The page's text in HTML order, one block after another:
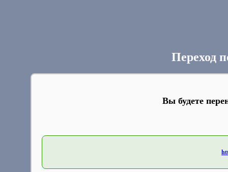
Переход
Вы будете